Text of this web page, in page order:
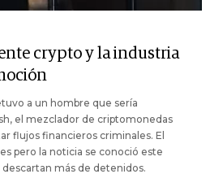
crypto y la industria
a un hombre que sería
el mezclador de criptomonedas
flujos financieros criminales. El
pero la noticia se conoció este
más de detenidos.